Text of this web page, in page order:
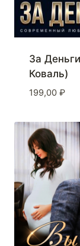
За
Коваль)
199,00 ₽